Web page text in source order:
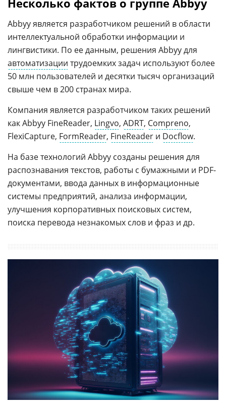
Несколько фактов о группе Abbyy
Abbyy является разработчиком решений в области
интеллектуальной обработки информации и
лингвистики. По ее данным, решения Abbyy для
автоматизации трудоемких задач используют более
50 млн пользователей и десятки тысяч организаций
свыше чем в 200 странах мира.
Компания является разработчиком таких решений
как Abbyy FineReader, Lingvo, ADRT, Compreno,
FlexiCapture, FormReader, FineReader и Docflow.
На базе технологий Abbyy созданы решения для
распознавания текстов, работы с бумажными и PDF-
документами, ввода данных в информационные
системы предприятий, анализа информации,
улучшения корпоративных поисковых систем,
поиска перевода незнакомых слов и фраз и др.